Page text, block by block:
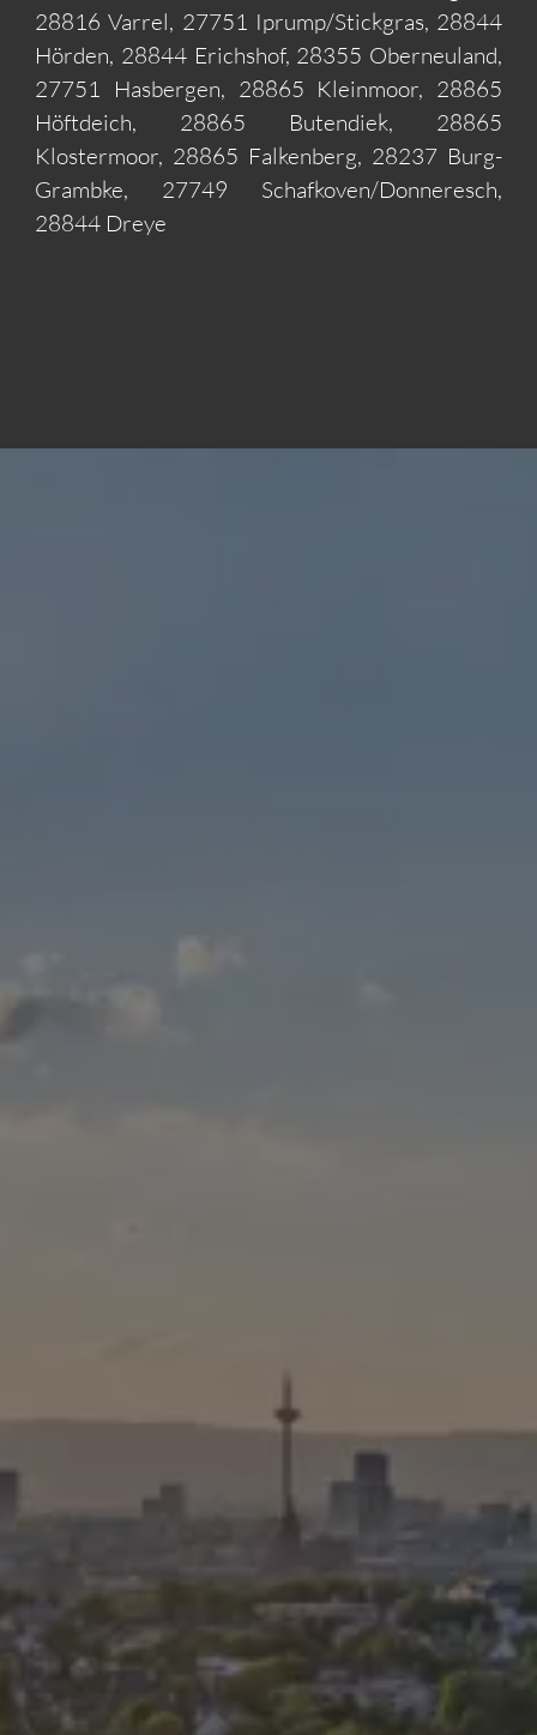
28816 Varrel, 27751 Iprump/Stickgras, 28844
Hörden, 28844 Erichshof, 28355 Oberneuland,
27751 Hasbergen, 28865 Kleinmoor, 28865
Höftdeich, 28865 Butendiek, 28865
Klostermoor, 28865 Falkenberg, 28237 Burg-
Grambke, 27749 Schafkoven/Donneresch,
28844 Dreye